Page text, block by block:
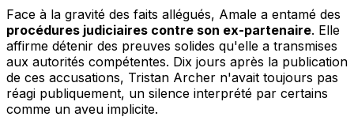
Face à la gravité des faits allégués, Amale a entamé des
procédures judiciaires contre son ex-partenaire. Elle
affirme détenir des preuves solides qu'elle a transmises
aux autorités compétentes. Dix jours après la publication
de ces accusations, Tristan Archer n'avait toujours pas
réagi publiquement, un silence interprété par certains
comme un aveu implicite.